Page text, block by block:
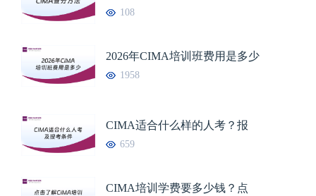
108
2026年CIMA培训班费用是多少
1958
CIMA适合什么样的人考？报
659
CIMA培训学费要多少钱？点